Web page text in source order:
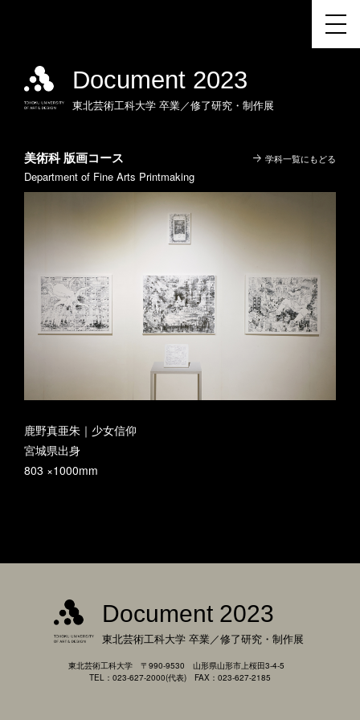
Document 2023
東北芸術工科大学 卒業／修了研究・制作展
学科一覧にもどる
美術科 版画コース
Department of Fine Arts Printmaking
鹿野真亜朱｜少女信仰
宮城県出身
803 ×1000mm
Document 2023
東北芸術工科大学 卒業／修了研究・制作展
東北芸術工科大学 〒990-9530 山形県山形市上桜田3-4-5
TEL：023-627-2000(代表) FAX：023-627-2185